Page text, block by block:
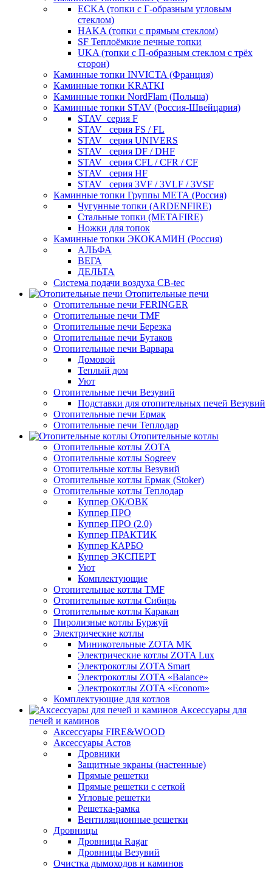
ECKA (топки с Г-образным угловым
стеклом)
HAKA (топки с прямым стеклом)
SF Теплоёмкие печные топки
UKA (топки с П-образным стеклом с трёх
сторон)
Каминные топки INVICTA (Франция)
Каминные топки KRATKI
Каминные топки NordFlam (Польша)
Каминные топки STAV (Россия-Швейцария)
STAV_серия F
STAV_ серия FS / FL
STAV_ серия UNIVERS
STAV_ серия DF / DHF
STAV_ серия CFL / CFR / CF
STAV_ серия HF
STAV_ серия 3VF / 3VLF / 3VSF
Каминные топки Группы МЕТА (Россия)
Чугунные топки (ARDENFIRE)
Стальные топки (METAFIRE)
Ножки для топок
Каминные топки ЭКОКАМИН (Россия)
АЛЬФА
ВЕГА
ДЕЛЬТА
Система подачи воздуха CB-tec
Отопительные печи
Отопительные печи FERINGER
Отопительные печи TMF
Отопительные печи Березка
Отопительные печи Бутаков
Отопительные печи Варвара
Домовой
Теплый дом
Уют
Отопительные печи Везувий
Подставки для отопительных печей Везувий
Отопительные печи Ермак
Отопительные печи Теплодар
Отопительные котлы
Отопительные котлы ZOTA
Отопительные котлы Sogreev
Отопительные котлы Везувий
Отопительные котлы Ермак (Stoker)
Отопительные котлы Теплодар
Куппер ОК/ОВК
Куппер ПРО
Куппер ПРО (2.0)
Куппер ПРАКТИК
Куппер КАРБО
Куппер ЭКСПЕРТ
Уют
Комплектующие
Отопительные котлы TMF
Отопительные котлы Сибирь
Отопительные котлы Каракан
Пиролизные котлы Буржуй
Электрические котлы
Миникотельные ZOTA MK
Электрические котлы ZOTA Lux
Электрокотлы ZOTA Smart
Электрокотлы ZOTA «Balance»
Электрокотлы ZOTA «Econom»
Комплектующие для котлов
Аксессуары для
печей и каминов
Аксессуары FIRE&WOOD
Аксессуары Астов
Дровники
Защитные экраны (настенные)
Прямые решетки
Прямые решетки с сеткой
Угловые решетки
Решетка-рамка
Вентиляционные решетки
Дровницы
Дровницы Ragar
Дровницы Везувий
Очистка дымоходов и каминов